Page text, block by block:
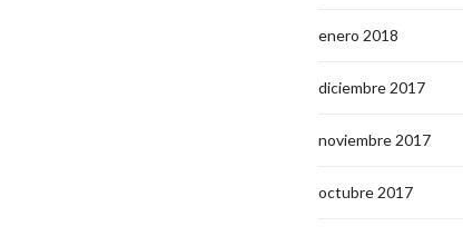
enero 2018
diciembre 2017
noviembre 2017
octubre 2017